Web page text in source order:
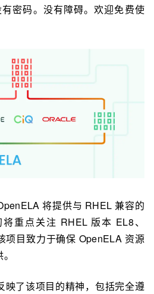
密码。没有障碍。欢迎免费使
将提供与 RHEL 兼容的
重点关注 RHEL 版本 EL8、
项目致力于确保 OpenELA 资源
映了该项目的精神，包括完全遵